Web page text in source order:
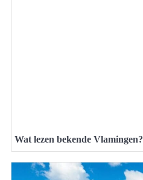
Wat lezen bekende Vlamingen?